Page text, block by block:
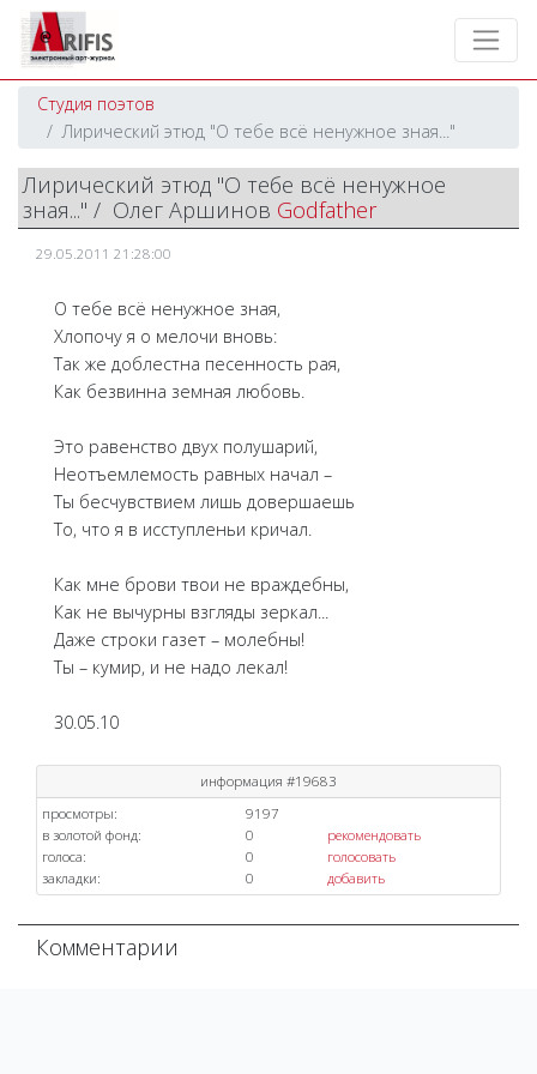
Студия поэтов
Лирический этюд "О тебе всё ненужное зная..."
Лирический этюд "О тебе всё ненужное
зная..." / Олег Аршинов Godfather
29.05.2011 21:28:00
О тебе всё ненужное зная,
Хлопочу я о мелочи вновь:
Так же доблестна песенность рая,
Как безвинна земная любовь.
Это равенство двух полушарий,
Неотъемлемость равных начал –
Ты бесчувствием лишь довершаешь
То, что я в исступленьи кричал.
Как мне брови твои не враждебны,
Как не вычурны взгляды зеркал...
Даже строки газет – молебны!
Ты – кумир, и не надо лекал!
30.05.10
информация #19683
просмотры:
9197
в золотой фонд:
0
рекомендовать
голоса:
0
голосовать
закладки:
0 добавить
Комментарии